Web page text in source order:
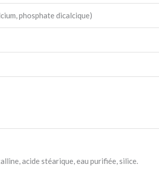
phosphate dicalcique)
acide stéarique, eau purifiée, silice.